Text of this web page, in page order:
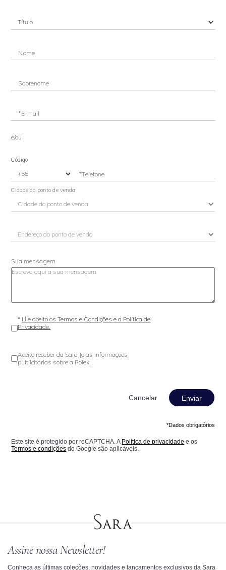
Nome
Sobrenome
*E-mail
e/ou
Código
*Telefone
Cidade do ponto de venda
Sua mensagem
* Li e aceito os Termos e Condições e a Política de
Privacidade.
Aceito receber da Sara Joias informações
publicitárias sobre a Rolex.
Enviar
*Dados obrigatórios
Este site é protegido por reCAPTCHA. A Política de privacidade e os
Termos e condições do Google são aplicáveis.
Assine nossa Newsletter!
Conheça as últimas coleções, novidades e lançamentos exclusivos da Sara